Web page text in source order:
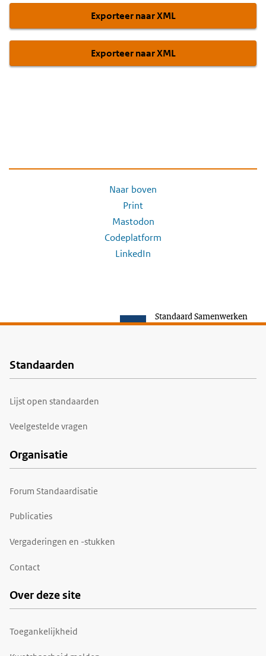
Exporteer naar XML
Exporteer naar XML
Naar boven
Print
Mastodon
Codeplatform
LinkedIn
Standaard Samenwerken
Voet
Standaarden
Lijst open standaarden
Veelgestelde vragen
Organisatie
Forum Standaardisatie
Publicaties
Vergaderingen en -stukken
Contact
Over deze site
Toegankelijkheid